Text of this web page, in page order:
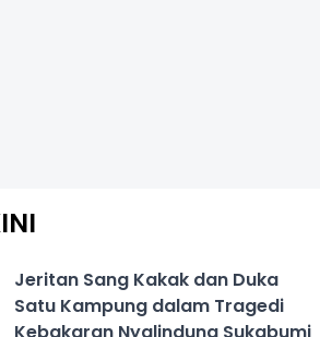
Jeritan Sang Kakak dan Duka
Satu Kampung dalam Tragedi